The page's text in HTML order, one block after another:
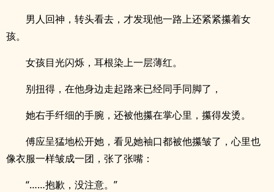
男人回神，转头看去，才发现他一路上还紧紧攥着女
孩。
女孩目光闪烁，耳根染上一层薄红。
别扭得，在他身边走起路来已经同手同脚了，
她右手纤细的手腕，还被他攥在掌心里，攥得发烫。
傅应呈猛地松开她，看见她袖口都被他攥皱了，心里也
像衣服一样皱成一团，张了张嘴：
“……抱歉，没注意。”